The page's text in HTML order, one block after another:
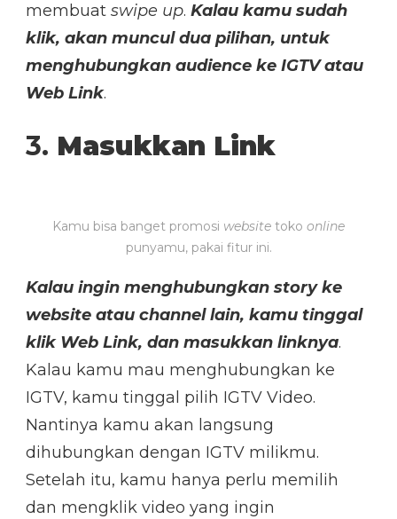
membuat swipe up. Kalau kamu sudah
klik, akan muncul dua pilihan, untuk
menghubungkan audience ke IGTV atau
Web Link.
3. Masukkan Link
Kamu bisa banget promosi website toko online
punyamu, pakai fitur ini.
Kalau ingin menghubungkan story ke
website atau channel lain, kamu tinggal
klik Web Link, dan masukkan linknya.
Kalau kamu mau menghubungkan ke
IGTV, kamu tinggal pilih IGTV Video.
Nantinya kamu akan langsung
dihubungkan dengan IGTV milikmu.
Setelah itu, kamu hanya perlu memilih
dan mengklik video yang ingin